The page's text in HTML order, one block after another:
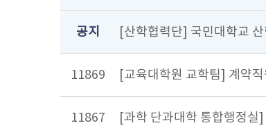
공지 [산학협력단] 국민대학교
11869 [교육대학원 교학팀] 계약직
11867 [과학 단과대학 통합행정실